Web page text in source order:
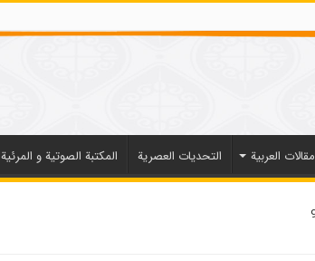
مقالات العربیة التحديات العصرية المكتبة الصوتية و المرئية